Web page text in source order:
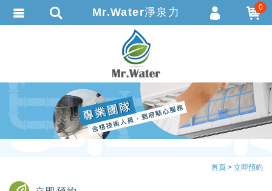
首頁 立即預約
Mr.Water淨泉力 0
會員登入
會員註冊
忘記密碼
訂單查詢
追蹤清單TRACK LISTING
繁體中文